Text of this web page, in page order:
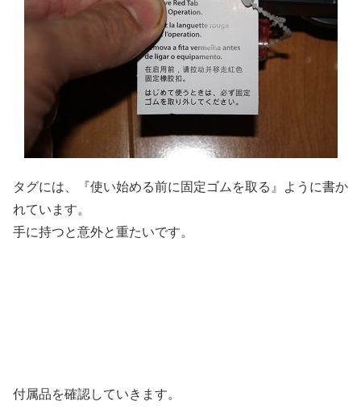
タグには、『使い始める前に固定ゴムを取る』ように書か
れています。
手に持つと意外と重たいです。
付属品を確認していきます。